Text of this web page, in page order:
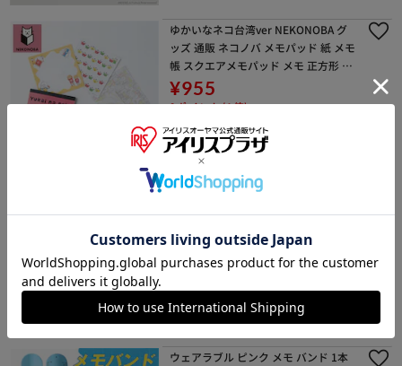
ゆかいなネコ台湾ver NEKONOBA グ
ッズ 通販 ネコノバ メモパッド 紙 メモ
帳 スクエアメモパッド メモ 正方形 か
わいい キャラクター 猫 ねこ ネコ 猫グ
ッズ ゆかいなネコ台湾ver お
¥955
9ポイント(1倍)
(0)
販売元：BACKYARD FAMILY
a5 ノート かわいい 日本製 通販 ROKK
AKU misuzu uta ミニノート 無地 メモ
ズ 自由帳 じゆうちょう A5サイズ 大正
時代 文房具 文具
¥1,463
14ポイント(1倍)
(0) 08月09日発送予定
販売元：BACKYARD FAMILY
ウェアラブル ピンク メモ バンド 1本